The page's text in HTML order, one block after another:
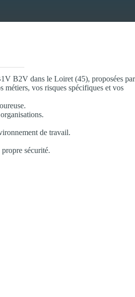
B2V dans le Loiret (45), proposées par
vos risques spécifiques et vos
de travail.
sécurité.